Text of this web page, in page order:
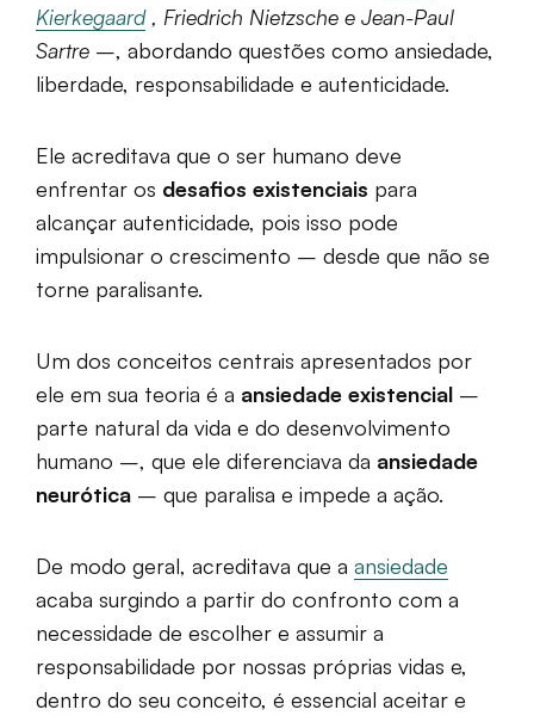
Kierkegaard, Friedrich Nietzsche e Jean-Paul
Sartre –, abordando questões como ansiedade,
liberdade, responsabilidade e autenticidade.
Ele acreditava que o ser humano deve
enfrentar os desafios existenciais para
alcançar autenticidade, pois isso pode
impulsionar o crescimento – desde que não se
torne paralisante.
Um dos conceitos centrais apresentados por
ele em sua teoria é a ansiedade existencial –
parte natural da vida e do desenvolvimento
humano –, que ele diferenciava da ansiedade
neurótica – que paralisa e impede a ação.
De modo geral, acreditava que a ansiedade
acaba surgindo a partir do confronto com a
necessidade de escolher e assumir a
responsabilidade por nossas próprias vidas e,
dentro do seu conceito, é essencial aceitar e